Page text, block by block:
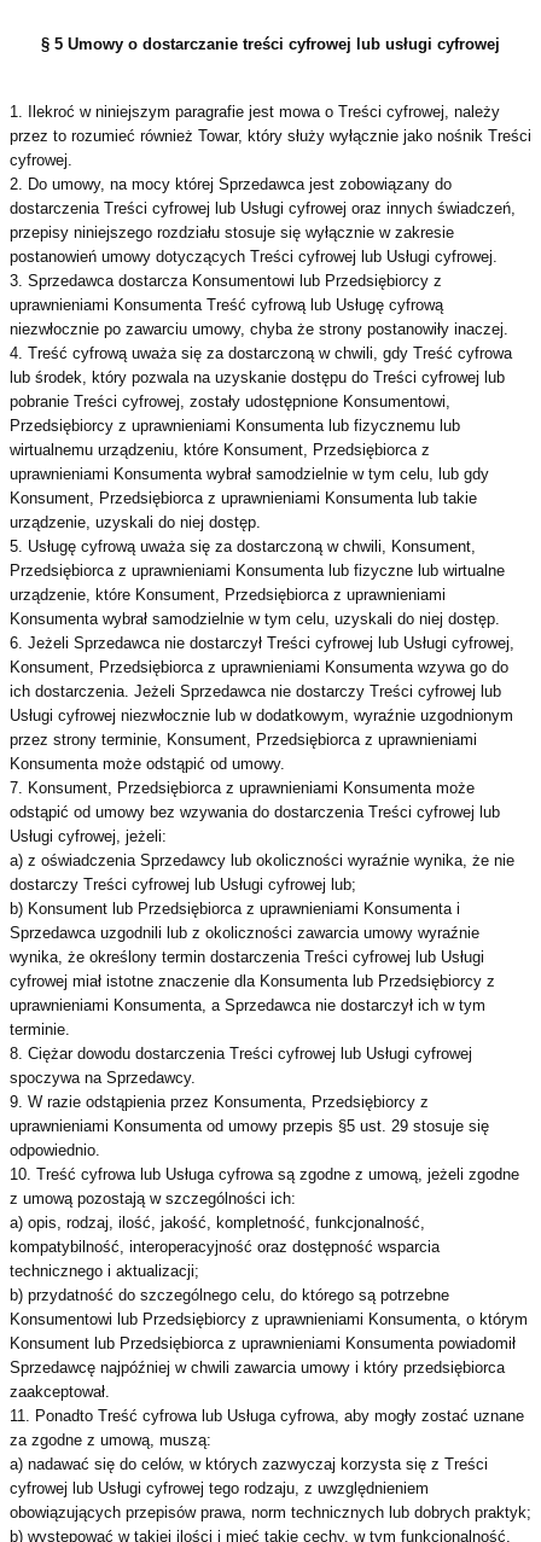
§ 5 Umowy o dostarczanie treści cyfrowej lub usługi cyfrowej
1. Ilekroć w niniejszym paragrafie jest mowa o Treści cyfrowej, należy
przez to rozumieć również Towar, który służy wyłącznie jako nośnik Treści
cyfrowej.
2. Do umowy, na mocy której Sprzedawca jest zobowiązany do
dostarczenia Treści cyfrowej lub Usługi cyfrowej oraz innych świadczeń,
przepisy niniejszego rozdziału stosuje się wyłącznie w zakresie
postanowień umowy dotyczących Treści cyfrowej lub Usługi cyfrowej.
3. Sprzedawca dostarcza Konsumentowi lub Przedsiębiorcy z
uprawnieniami Konsumenta Treść cyfrową lub Usługę cyfrową
niezwłocznie po zawarciu umowy, chyba że strony postanowiły inaczej.
4. Treść cyfrową uważa się za dostarczoną w chwili, gdy Treść cyfrowa
lub środek, który pozwala na uzyskanie dostępu do Treści cyfrowej lub
pobranie Treści cyfrowej, zostały udostępnione Konsumentowi,
Przedsiębiorcy z uprawnieniami Konsumenta lub fizycznemu lub
wirtualnemu urządzeniu, które Konsument, Przedsiębiorca z
uprawnieniami Konsumenta wybrał samodzielnie w tym celu, lub gdy
Konsument, Przedsiębiorca z uprawnieniami Konsumenta lub takie
urządzenie, uzyskali do niej dostęp.
5. Usługę cyfrową uważa się za dostarczoną w chwili, Konsument,
Przedsiębiorca z uprawnieniami Konsumenta lub fizyczne lub wirtualne
urządzenie, które Konsument, Przedsiębiorca z uprawnieniami
Konsumenta wybrał samodzielnie w tym celu, uzyskali do niej dostęp.
6. Jeżeli Sprzedawca nie dostarczył Treści cyfrowej lub Usługi cyfrowej,
Konsument, Przedsiębiorca z uprawnieniami Konsumenta wzywa go do
ich dostarczenia. Jeżeli Sprzedawca nie dostarczy Treści cyfrowej lub
Usługi cyfrowej niezwłocznie lub w dodatkowym, wyraźnie uzgodnionym
przez strony terminie, Konsument, Przedsiębiorca z uprawnieniami
Konsumenta może odstąpić od umowy.
7. Konsument, Przedsiębiorca z uprawnieniami Konsumenta może
odstąpić od umowy bez wzywania do dostarczenia Treści cyfrowej lub
Usługi cyfrowej, jeżeli:
a) z oświadczenia Sprzedawcy lub okoliczności wyraźnie wynika, że nie
dostarczy Treści cyfrowej lub Usługi cyfrowej lub;
b) Konsument lub Przedsiębiorca z uprawnieniami Konsumenta i
Sprzedawca uzgodnili lub z okoliczności zawarcia umowy wyraźnie
wynika, że określony termin dostarczenia Treści cyfrowej lub Usługi
cyfrowej miał istotne znaczenie dla Konsumenta lub Przedsiębiorcy z
uprawnieniami Konsumenta, a Sprzedawca nie dostarczył ich w tym
terminie.
8. Ciężar dowodu dostarczenia Treści cyfrowej lub Usługi cyfrowej
spoczywa na Sprzedawcy.
9. W razie odstąpienia przez Konsumenta, Przedsiębiorcy z
uprawnieniami Konsumenta od umowy przepis §5 ust. 29 stosuje się
odpowiednio.
10. Treść cyfrowa lub Usługa cyfrowa są zgodne z umową, jeżeli zgodne
z umową pozostają w szczególności ich:
a) opis, rodzaj, ilość, jakość, kompletność, funkcjonalność,
kompatybilność, interoperacyjność oraz dostępność wsparcia
technicznego i aktualizacji;
b) przydatność do szczególnego celu, do którego są potrzebne
Konsumentowi lub Przedsiębiorcy z uprawnieniami Konsumenta, o którym
Konsument lub Przedsiębiorca z uprawnieniami Konsumenta powiadomił
Sprzedawcę najpóźniej w chwili zawarcia umowy i który przedsiębiorca
zaakceptował.
11. Ponadto Treść cyfrowa lub Usługa cyfrowa, aby mogły zostać uznane
za zgodne z umową, muszą:
a) nadawać się do celów, w których zazwyczaj korzysta się z Treści
cyfrowej lub Usługi cyfrowej tego rodzaju, z uwzględnieniem
obowiązujących przepisów prawa, norm technicznych lub dobrych praktyk;
b) występować w takiej ilości i mieć takie cechy, w tym funkcjonalność,